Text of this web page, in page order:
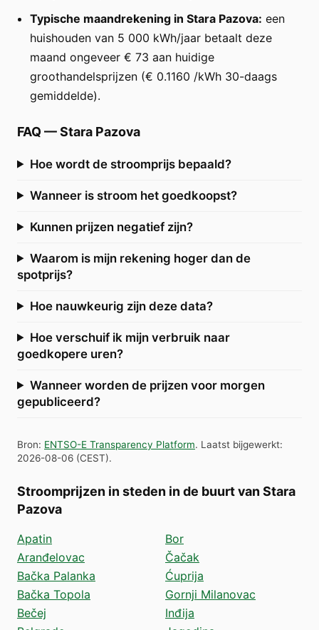
Typische maandrekening in Stara Pazova: een
huishouden van 5 000 kWh/jaar betaalt deze
maand ongeveer € 73 aan huidige
groothandelsprijzen (€ 0.1160 /kWh 30-daags
gemiddelde).
FAQ —Stara Pazova
Hoe wordt de stroomprijs bepaald?
Wanneer is stroom het goedkoopst?
Kunnen prijzen negatief zijn?
Waarom is mijn rekening hoger dan de
spotprijs?
Hoe nauwkeurig zijn deze data?
Hoe verschuif ik mijn verbruik naar
goedkopere uren?
Wanneer worden de prijzen voor morgen
gepubliceerd?
Bron: ENTSO-E Transparency Platform. Laatst bijgewerkt:
2026-08-06 (CEST).
Stroomprijzen in steden in de buurt van Stara
Pazova
Apatin
Aranđelovac
Bačka Palanka
Bačka Topola
Bečej
Bor
Čačak
Ćuprija
Gornji Milanovac
Inđija